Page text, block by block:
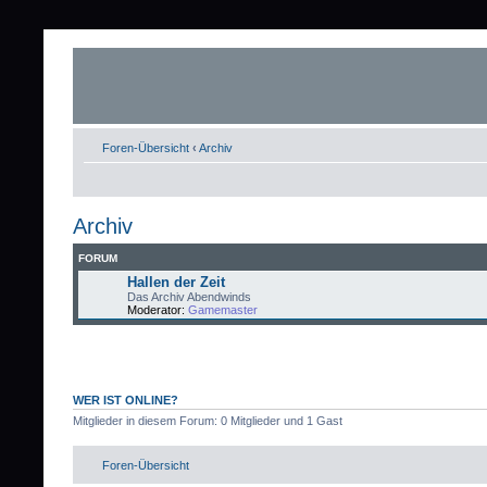
Foren-Übersicht ‹ Archiv
Archiv
FORUM
Hallen der Zeit
Das Archiv Abendwinds
Moderator: Gamemaster
WER IST ONLINE?
Mitglieder in diesem Forum: 0 Mitglieder und 1 Gast
Foren-Übersicht